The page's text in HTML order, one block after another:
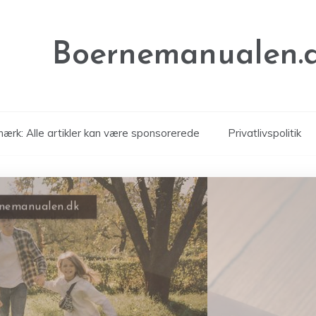
Alle artikler kan være sponsorerede Privatlivspolitik